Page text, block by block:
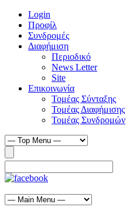
Login
Προφίλ
Συνδρομές
Διαφήμιση
Περιοδικό
News Letter
Site
Επικοινωνία
Τομέας Σύνταξης
Τομέας Διαφήμισης
Τομέας Συνδρομών